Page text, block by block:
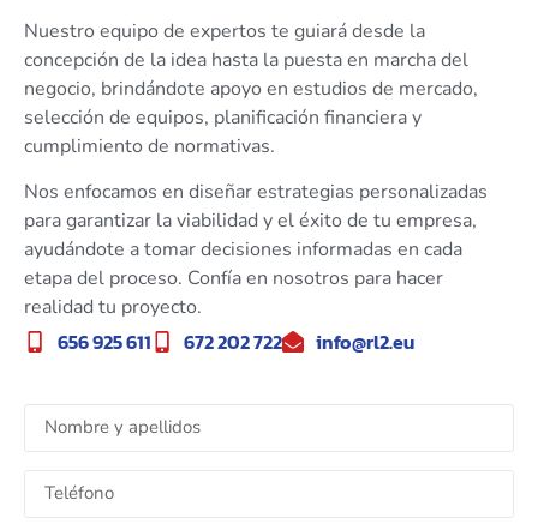
Nuestro equipo de expertos te guiará desde la
concepción de la idea hasta la puesta en marcha del
negocio, brindándote apoyo en estudios de mercado,
selección de equipos, planificación financiera y
cumplimiento de normativas.
Nos enfocamos en diseñar estrategias personalizadas
para garantizar la viabilidad y el éxito de tu empresa,
ayudándote a tomar decisiones informadas en cada
etapa del proceso. Confía en nosotros para hacer
realidad tu proyecto.
656 925 611 672 202 722 info@rl2.eu